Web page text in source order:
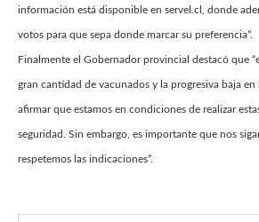
información está disponible en servel.cl, donde
votos para que sepa donde marcar su preferencia”.
Finalmente el Gobernador provincial destacó que
gran cantidad de vacunados y la progresiva baja
afirmar que estamos en condiciones de realizar
seguridad. Sin embargo, es importante que nos
respetemos las indicaciones”.